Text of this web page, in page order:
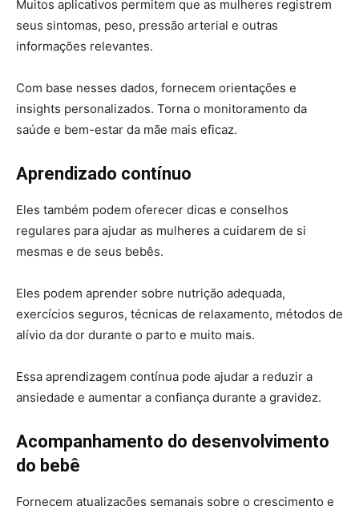
Muitos aplicativos permitem que as mulheres registrem
seus sintomas, peso, pressão arterial e outras
informações relevantes.
Com base nesses dados, fornecem orientações e
insights personalizados. Torna o monitoramento da
saúde e bem-estar da mãe mais eficaz.
Aprendizado contínuo
Eles também podem oferecer dicas e conselhos
regulares para ajudar as mulheres a cuidarem de si
mesmas e de seus bebês.
Eles podem aprender sobre nutrição adequada,
exercícios seguros, técnicas de relaxamento, métodos de
alívio da dor durante o parto e muito mais.
Essa aprendizagem contínua pode ajudar a reduzir a
ansiedade e aumentar a confiança durante a gravidez.
Acompanhamento do desenvolvimento
do bebê
Fornecem atualizações semanais sobre o crescimento e